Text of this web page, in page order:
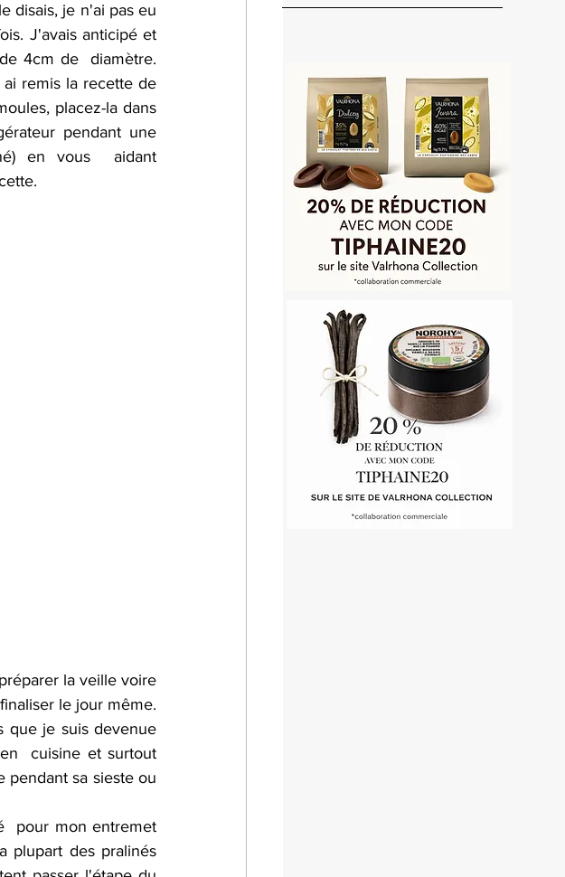
disais, je n'ai pas eu
J'avais anticipé et
4cm de  diamètre.
remis la recette de
placez-la dans
pendant une
en vous  aidant
la veille voire
le jour même.
que je suis devenue
cuisine et surtout
pendant sa sieste ou
pour mon entremet
plupart des pralinés